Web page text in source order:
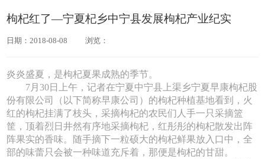
枸杞红了—宁夏杞乡中宁县发展枸杞产业纪实
日期：2018-08-08 浏览：
炎炎盛夏，是枸杞夏果成熟的季节。
7月30日上午，记者在宁夏中宁县上渠乡宁夏早康枸杞股
份有限公司（以下简称早康公司）的枸杞种植基地看到，火
红的枸杞挂满了枝头，采摘枸杞的农民们人手一只采摘篮
筐，顶着烈日井然有序地采摘枸杞，红彤彤的枸杞散发出阵
阵果实的香味。随手摘下一粒硕大的枸杞鲜果放入口中，全
部的味蕾只会被一种味道充斥着，那便是枸杞的甘甜。